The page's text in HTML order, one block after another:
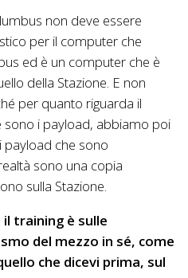
non deve essere
per il computer che
ed è un computer che è
della Stazione. E non
per quanto riguarda il
i payload, abbiamo poi
payload che sono
sono una copia
sulla Stazione.
il training è sulle
del mezzo in sé, come
che dicevi prima, sul